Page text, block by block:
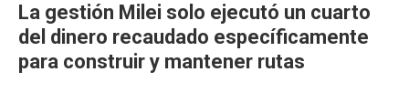
La gestión Milei solo ejecutó un cuarto
del dinero recaudado específicamente
para construir y mantener rutas